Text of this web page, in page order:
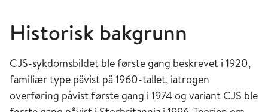
Historisk bakgrunn
CJS-sykdomsbildet ble første gang beskrevet i 1920,
familiær type påvist på 1960-tallet, iatrogen
overføring påvist første gang i 1974 og variant CJS ble